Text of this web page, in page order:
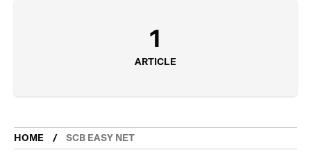
1
ARTICLE
HOME SCB EASY NET